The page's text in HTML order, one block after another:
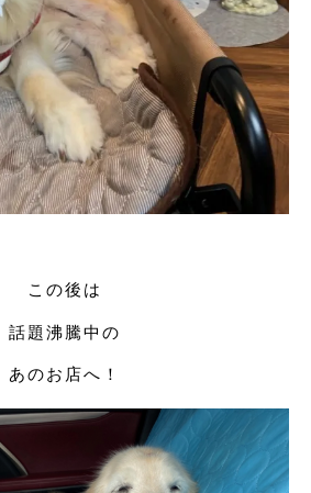
この後は
話題沸騰中の
あのお店へ！